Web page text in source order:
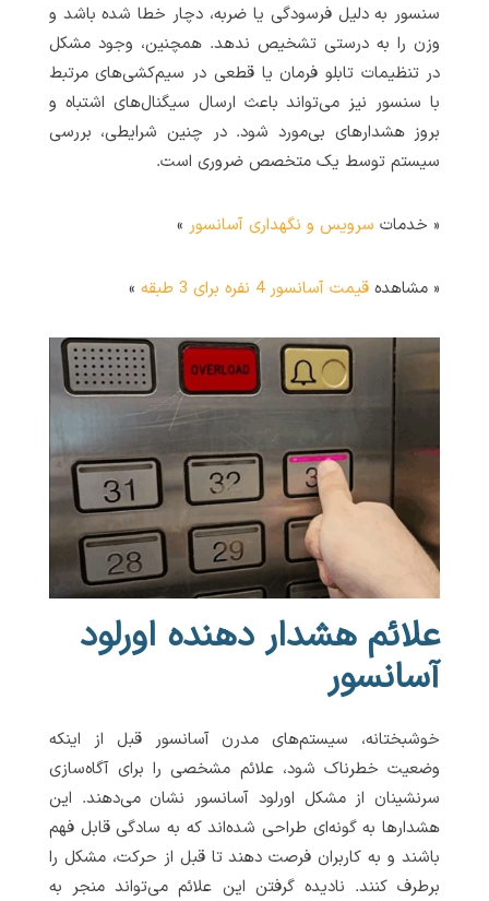
سنسور به دلیل فرسودگی یا ضربه، دچار خطا شده باشد و
وزن را به درستی تشخیص ندهد. همچنین، وجود مشکل
در تنظیمات تابلو فرمان یا قطعی در سیم‌کشی‌های مرتبط
با سنسور نیز می‌تواند باعث ارسال سیگنال‌های اشتباه و
بروز هشدارهای بی‌مورد شود. در چنین شرایطی، بررسی
سیستم توسط یک متخصص ضروری است.
« خدمات سرویس و نگهداری آسانسور »
« مشاهده قیمت آسانسور 4 نفره برای 3 طبقه »
علائم هشدار دهنده اورلود
آسانسور
خوشبختانه، سیستم‌های مدرن آسانسور قبل از اینکه
وضعیت خطرناک شود، علائم مشخصی را برای آگاه‌سازی
سرنشینان از مشکل اورلود آسانسور نشان می‌دهند. این
هشدارها به گونه‌ای طراحی شده‌اند که به سادگی قابل فهم
باشند و به کاربران فرصت دهند تا قبل از حرکت، مشکل را
برطرف کنند. نادیده گرفتن این علائم می‌تواند منجر به